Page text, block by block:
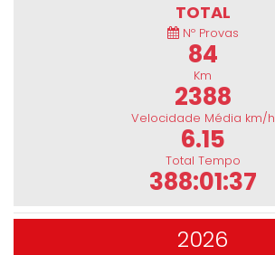
TOTAL
Nº Provas
84
Km
2388
Velocidade Média km/h
6.15
Total Tempo
388:01:37
2026